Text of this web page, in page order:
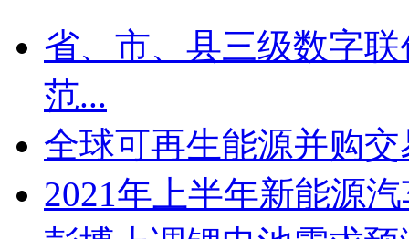
省、市、县三级数字
范...
全球可再生能源并购
2021年上半年新能源